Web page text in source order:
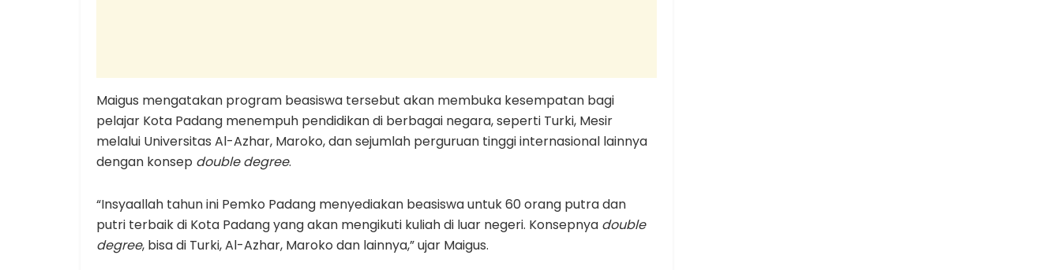
Maigus mengatakan program beasiswa tersebut akan membuka kesempatan bagi
pelajar Kota Padang menempuh pendidikan di berbagai negara, seperti Turki, Mesir
melalui Universitas Al-Azhar, Maroko, dan sejumlah perguruan tinggi internasional lainnya
dengan konsep double degree.
“Insyaallah tahun ini Pemko Padang menyediakan beasiswa untuk 60 orang putra dan
putri terbaik di Kota Padang yang akan mengikuti kuliah di luar negeri. Konsepnya double
degree, bisa di Turki, Al-Azhar, Maroko dan lainnya,” ujar Maigus.